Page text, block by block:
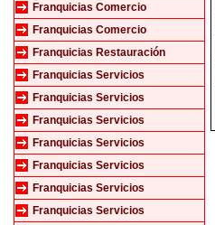
Franquicias Comercio
Franquicias Comercio
Franquicias Restauración
Franquicias Servicios
Franquicias Servicios
Franquicias Servicios
Franquicias Servicios
Franquicias Servicios
Franquicias Servicios
Franquicias Servicios